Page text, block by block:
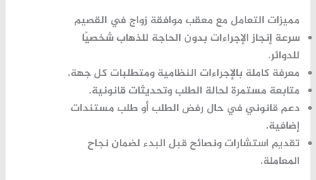
مميزات التعامل مع معقب موافقة زواج في القصيم
سرعة إنجاز الإجراءات بدون الحاجة للذهاب شخصيًا
للدوائر.
معرفة كاملة بالإجراءات النظامية ومتطلبات كل جهة.
متابعة مستمرة لحالة الطلب وتحديثات قانونية.
دعم قانوني في حال رفض الطلب أو طلب مستندات
إضافية.
تقديم استشارات ونصائح قبل البدء لضمان نجاح
المعاملة.